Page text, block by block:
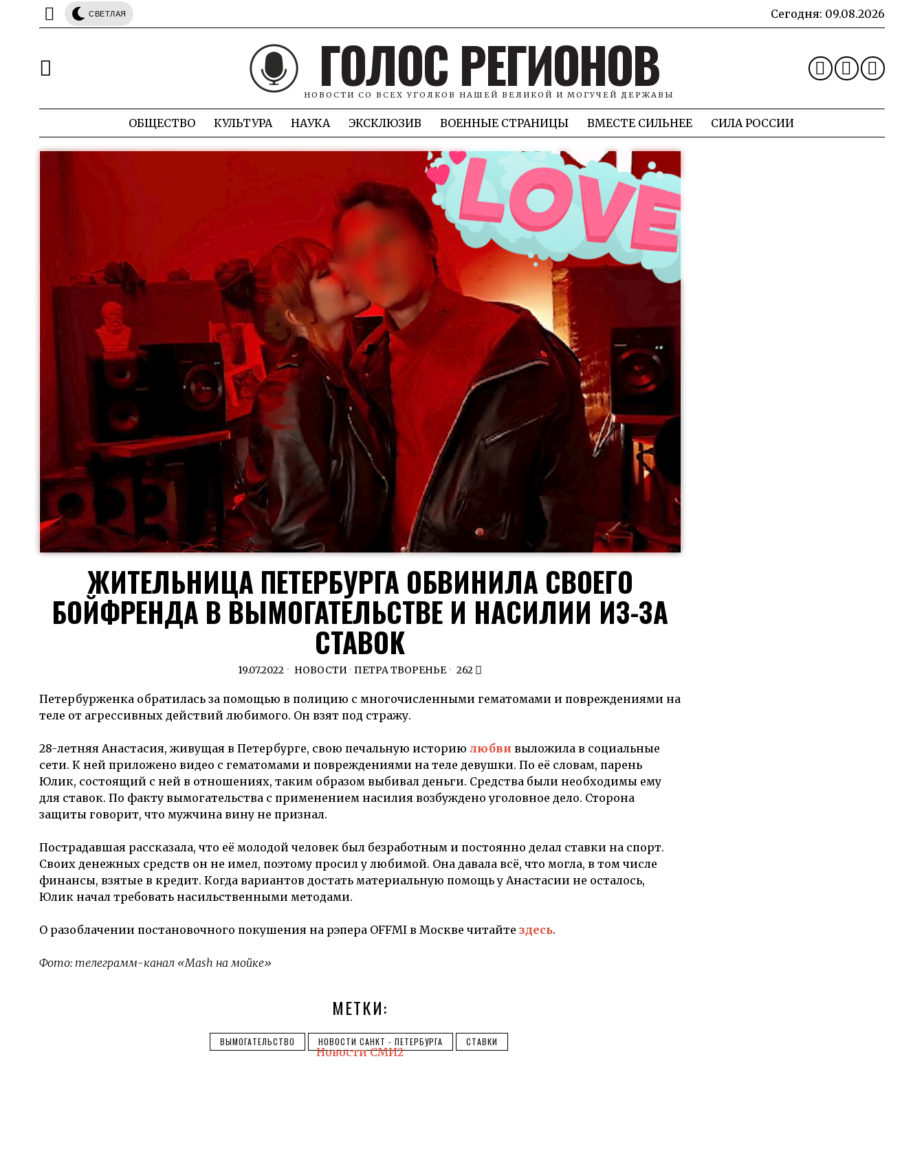
СВЕТЛАЯ Сегодня: 09.08.2026
ГОЛОС РЕГИОНОВ
НОВОСТИ СО ВСЕХ УГОЛКОВ НАШЕЙ ВЕЛИКОЙ И МОГУЧЕЙ ДЕРЖАВЫ
ОБЩЕСТВО КУЛЬТУРА НАУКА ЭКСКЛЮЗИВ ВОЕННЫЕ СТРАНИЦЫ ВМЕСТЕ СИЛЬНЕЕ СИЛА РОССИИ
ЖИТЕЛЬНИЦА ПЕТЕРБУРГА ОБВИНИЛА СВОЕГО
БОЙФРЕНДА В ВЫМОГАТЕЛЬСТВЕ И НАСИЛИИ ИЗ-ЗА
СТАВОК
19.07.2022 НОВОСТИ · ПЕТРА ТВОРЕНЬЕ 262
Петербурженка обратилась за помощью в полицию с многочисленными гематомами и повреждениями на
теле от агрессивных действий любимого. Он взят под стражу.
28-летняя Анастасия, живущая в Петербурге, свою печальную историю любви выложила в социальные
сети. К ней приложено видео с гематомами и повреждениями на теле девушки. По её словам, парень
Юлик, состоящий с ней в отношениях, таким образом выбивал деньги. Средства были необходимы ему
для ставок. По факту вымогательства с применением насилия возбуждено уголовное дело. Сторона
защиты говорит, что мужчина вину не признал.
Пострадавшая рассказала, что её молодой человек был безработным и постоянно делал ставки на спорт.
Своих денежных средств он не имел, поэтому просил у любимой. Она давала всё, что могла, в том числе
финансы, взятые в кредит. Когда вариантов достать материальную помощь у Анастасии не осталось,
Юлик начал требовать насильственными методами.
О разоблачении постановочного покушения на рэпера OFFMI в Москве читайте здесь.
Фото: телеграмм-канал «Mash на мойке»
МЕТКИ:
ВЫМОГАТЕЛЬСТВО НОВОСТИ САНКТ - ПЕТЕРБУРГА СТАВКИ
Новости СМИ2